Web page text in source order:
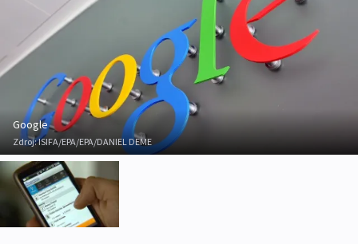
Google
Zdroj:ISIFA/EPA/EPA/DANIEL DEME